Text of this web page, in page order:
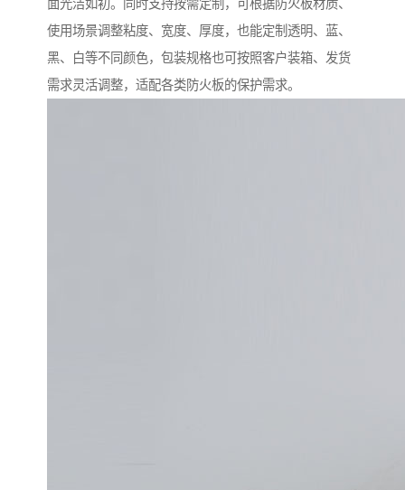
面光洁如初。同时支持按需定制，可根据防火板材质、
使用场景调整粘度、宽度、厚度，也能定制透明、蓝、
黑、白等不同颜色，包装规格也可按照客户装箱、发货
需求灵活调整，适配各类防火板的保护需求。